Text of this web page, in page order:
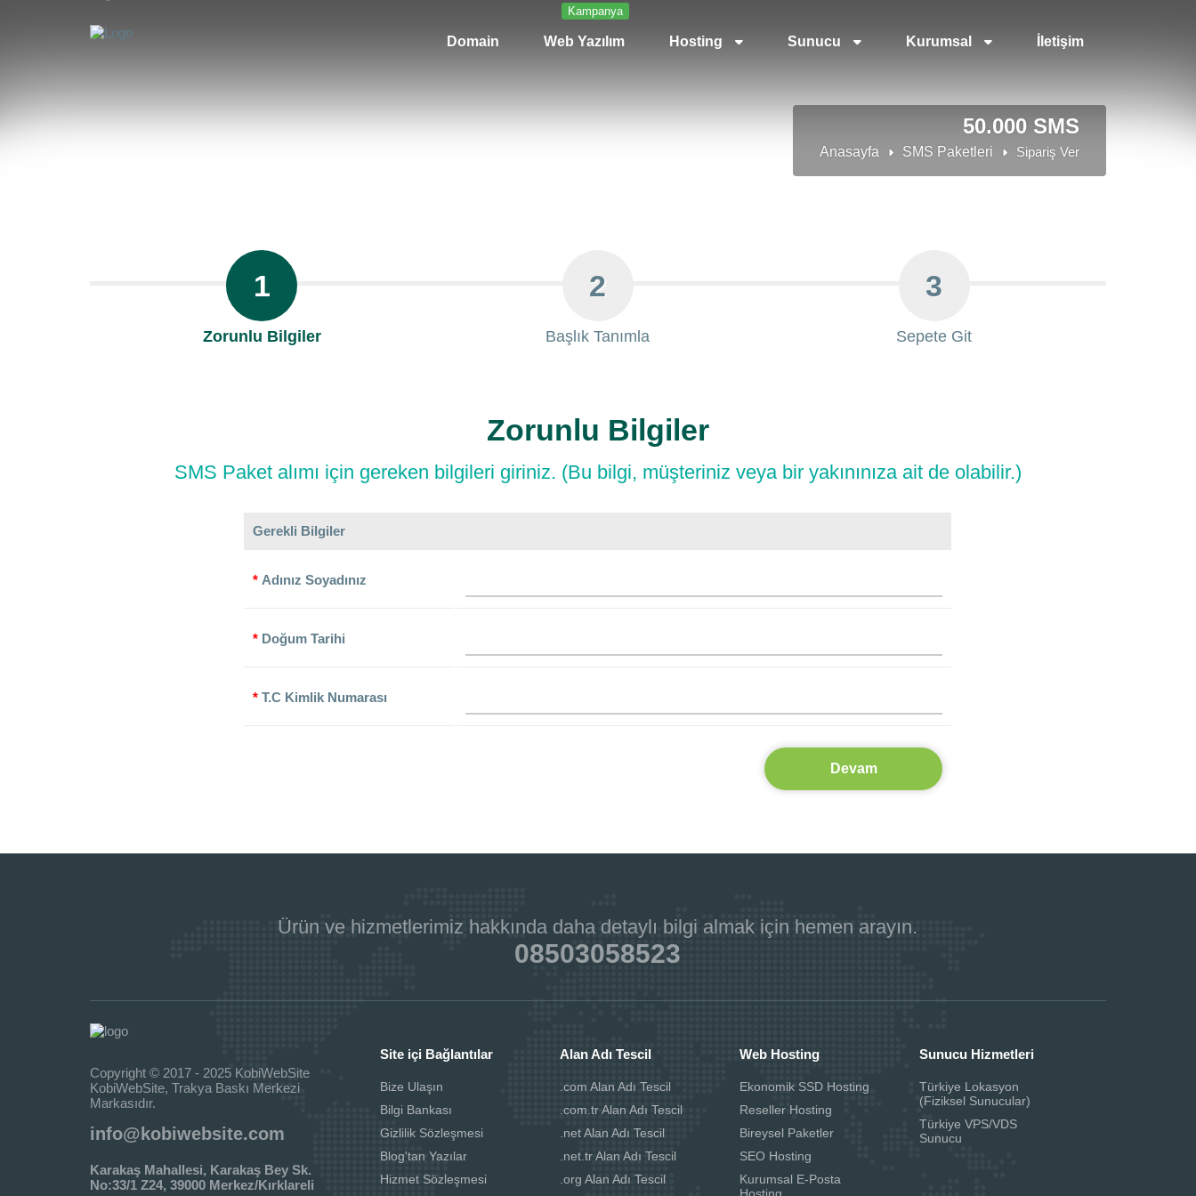
Domain
Kampanya
Web Yazılım Hosting Sunucu Kurumsal İletişim
50.000 SMS
Anasayfa SMS Paketleri Sipariş Ver
1
Zorunlu Bilgiler
2
Başlık Tanımla
3
Sepete Git
Zorunlu Bilgiler
SMS Paket alımı için gereken bilgileri giriniz. (Bu bilgi, müşteriniz veya bir yakınınıza ait de olabilir.)
Gerekli Bilgiler
* Adınız Soyadınız
* Doğum Tarihi
* T.C Kimlik Numarası
Devam
Ürün ve hizmetlerimiz hakkında daha detaylı bilgi almak için hemen arayın.
08503058523
Copyright © 2017 - 2025 KobiWebSite
KobiWebSite, Trakya Baskı Merkezi
Markasıdır.
info@kobiwebsite.com
Karakaş Mahallesi, Karakaş Bey Sk.
No:33/1 Z24, 39000 Merkez/Kırklareli
Site içi Bağlantılar
Bize Ulaşın
Bilgi Bankası
Gizlilik Sözleşmesi
Blog'tan Yazılar
Hizmet Sözleşmesi
Alan Adı Tescil
.com Alan Adı Tescil
.com.tr Alan Adı Tescil
.net Alan Adı Tescil
.net.tr Alan Adı Tescil
.org Alan Adı Tescil
Web Hosting
Ekonomik SSD Hosting
Reseller Hosting
Bireysel Paketler
SEO Hosting
Kurumsal E-Posta
Hosting
Sunucu Hizmetleri
Türkiye Lokasyon
(Fiziksel Sunucular)
Türkiye VPS/VDS
Sunucu